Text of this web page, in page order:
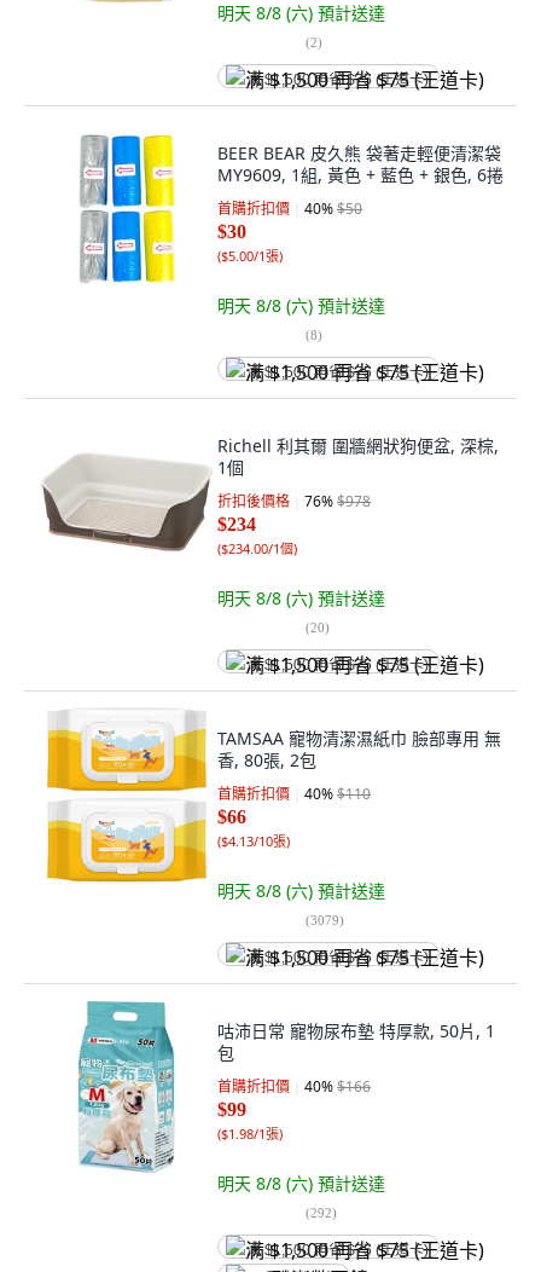
明天 8/8 (六) 預計送達
(2)
满 $1,500 再省 $75 (王道卡)
BEER BEAR 皮久熊 袋著走輕便清潔袋
MY9609, 1組, 黃色 + 藍色 + 銀色, 6捲
首購折扣價 40%$50
$30
($5.00/1張)
明天 8/8 (六) 預計送達
(8)
满 $1,500 再省 $75 (王道卡)
Richell 利其爾 圍牆網狀狗便盆, 深棕,
1個
折扣後價格 76%$978
$234
($234.00/1個)
明天 8/8 (六) 預計送達
(20)
满 $1,500 再省 $75 (王道卡)
TAMSAA 寵物清潔濕紙巾 臉部專用 無
香, 80張, 2包
首購折扣價 40%$110
$66
($4.13/10張)
明天 8/8 (六) 預計送達
(3079)
满 $1,500 再省 $75 (王道卡)
咕沛日常 寵物尿布墊 特厚款, 50片, 1
包
首購折扣價 40%$166
$99
($1.98/1張)
明天 8/8 (六) 預計送達
(292)
满 $1,500 再省 $75 (王道卡)